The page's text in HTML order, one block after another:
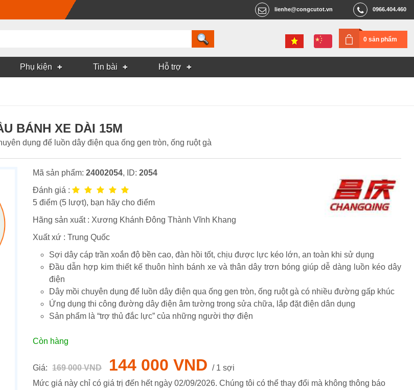
0966.404.460
lienhe@congcutot.vn
0 sản phẩm
Phụ kiện Tin bài Hỗ trợ
BÁNH XE DÀI 15M
dụng để luồn dây điện qua ống gen tròn, ống ruột gà
Mã sản phẩm:24002054, ID:2054
Đánh giá :
5 điểm (5 lượt), bạn hãy cho điểm
Hãng sản xuất : Xương Khánh Đông Thành Vĩnh Khang
Xuất xứ : Trung Quốc
Sợi dây cáp trần xoắn độ bền cao, đàn hồi tốt, chịu được lực kéo lớn, an toàn khi sử dụng
Đầu dẫn hợp kim thiết kế thuôn hình bánh xe và thân dây trơn bóng giúp dễ dàng luồn kéo dây
điện
Dây mồi chuyên dụng để luồn dây điện qua ống gen tròn, ống ruột gà có nhiều đường gấp khúc
Ứng dụng thi công đường dây điện âm tường trong sửa chữa, lắp đặt điện dân dụng
Sản phẩm là “trợ thủ đắc lực” của những người thợ điện
Còn hàng
Giá: 169 000 VND 144 000 VND
/ 1 sợi
Mức giá này chỉ có giá trị đến hết ngày02/09/2026. Chúng tôi có thể thay đổi mà không thông báo